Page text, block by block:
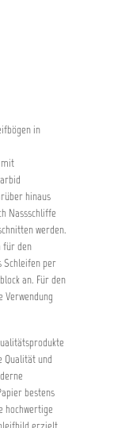
in
mit
hinaus
Nassschliffe
werden.
für den
Schleifen per
an. Für den
Verwendung
Qualität und
bestens
hochwertige